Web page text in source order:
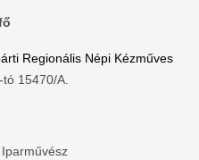
Regionális Népi Kézműves
15470/A.